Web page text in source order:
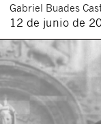
Gabriel Buades
12 de junio de